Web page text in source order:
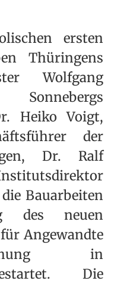
ersten
Thüringens
Wolfgang
Heiko Voigt,
der
Dr. Ralf
Bauarbeiten
des neuen
Angewandte
in
Die